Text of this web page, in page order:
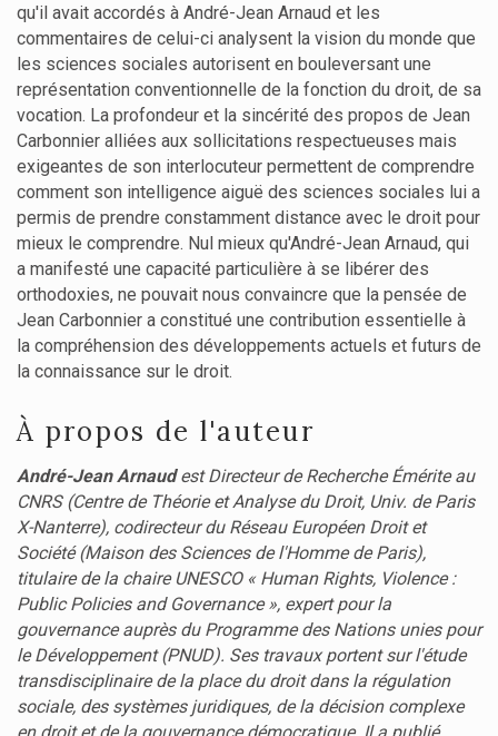
qu'il avait accordés à André-Jean Arnaud et les
commentaires de celui-ci analysent la vision du monde que
les sciences sociales autorisent en bouleversant une
représentation conventionnelle de la fonction du droit, de sa
vocation. La profondeur et la sincérité des propos de Jean
Carbonnier alliées aux sollicitations respectueuses mais
exigeantes de son interlocuteur permettent de comprendre
comment son intelligence aiguë des sciences sociales lui a
permis de prendre constamment distance avec le droit pour
mieux le comprendre. Nul mieux qu'André-Jean Arnaud, qui
a manifesté une capacité particulière à se libérer des
orthodoxies, ne pouvait nous convaincre que la pensée de
Jean Carbonnier a constitué une contribution essentielle à
la compréhension des développements actuels et futurs de
la connaissance sur le droit.
À propos de l'auteur
André-Jean Arnaudest Directeur de Recherche Émérite au
CNRS (Centre de Théorie et Analyse du Droit, Univ. de Paris
X-Nanterre), codirecteur du Réseau Européen Droit et
Société (Maison des Sciences de l'Homme de Paris),
titulaire de la chaire UNESCO « Human Rights, Violence :
Public Policies and Governance », expert pour la
gouvernance auprès du Programme des Nations unies pour
le Développement (PNUD). Ses travaux portent sur l'étude
transdisciplinaire de la place du droit dans la régulation
sociale, des systèmes juridiques, de la décision complexe